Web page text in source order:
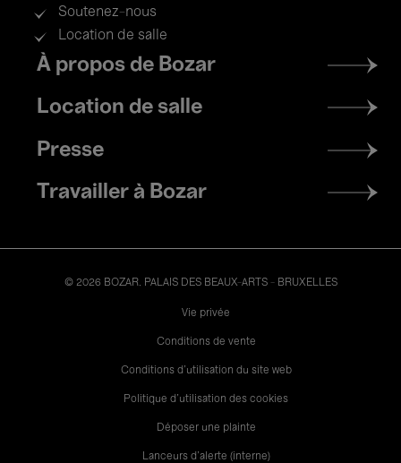
Soutenez-nous
Location de salle
Footer
menu
À propos de Bozar
Location de salle
Presse
Travailler à Bozar
© 2026 BOZAR. PALAIS DES BEAUX-ARTS - BRUXELLES
Vie privée
Conditions de vente
Conditions d'utilisation du site web
Politique d'utilisation des cookies
Déposer une plainte
Lanceurs d’alerte (interne)